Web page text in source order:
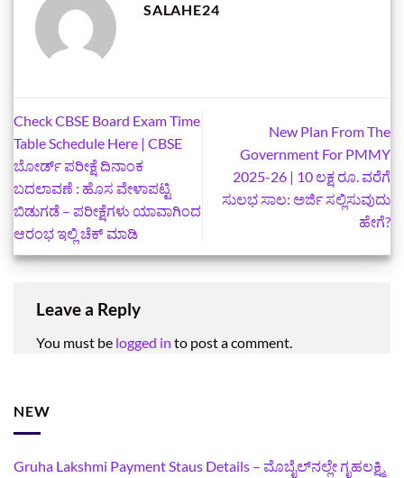
SALAHE24
Check CBSE Board Exam Time
Table Schedule Here | CBSE
ಬೋರ್ಡ್ ಪರೀಕ್ಷೆ ದಿನಾಂಕ
ಬದಲಾವಣೆ : ಹೊಸ ವೇಳಾಪಟ್ಟಿ
ಬಿಡುಗಡೆ – ಪರೀಕ್ಷೆಗಳು ಯಾವಾಗಿಂದ
ಆರಂಭ ಇಲ್ಲಿ ಚೆಕ್‌ ಮಾಡಿ
New Plan From The
Government For PMMY
2025-26 | 10 ಲಕ್ಷ ರೂ. ವರೆಗೆ
ಸುಲಭ ಸಾಲ: ಅರ್ಜಿ ಸಲ್ಲಿಸುವುದು
ಹೇಗೆ?
Leave a Reply
You must be logged in to post a comment.
NEW
Gruha Lakshmi Payment Staus Details – ಮೊಬೈಲ್‌ನಲ್ಲೇ ಗೃಹಲಕ್ಷ್ಮಿ